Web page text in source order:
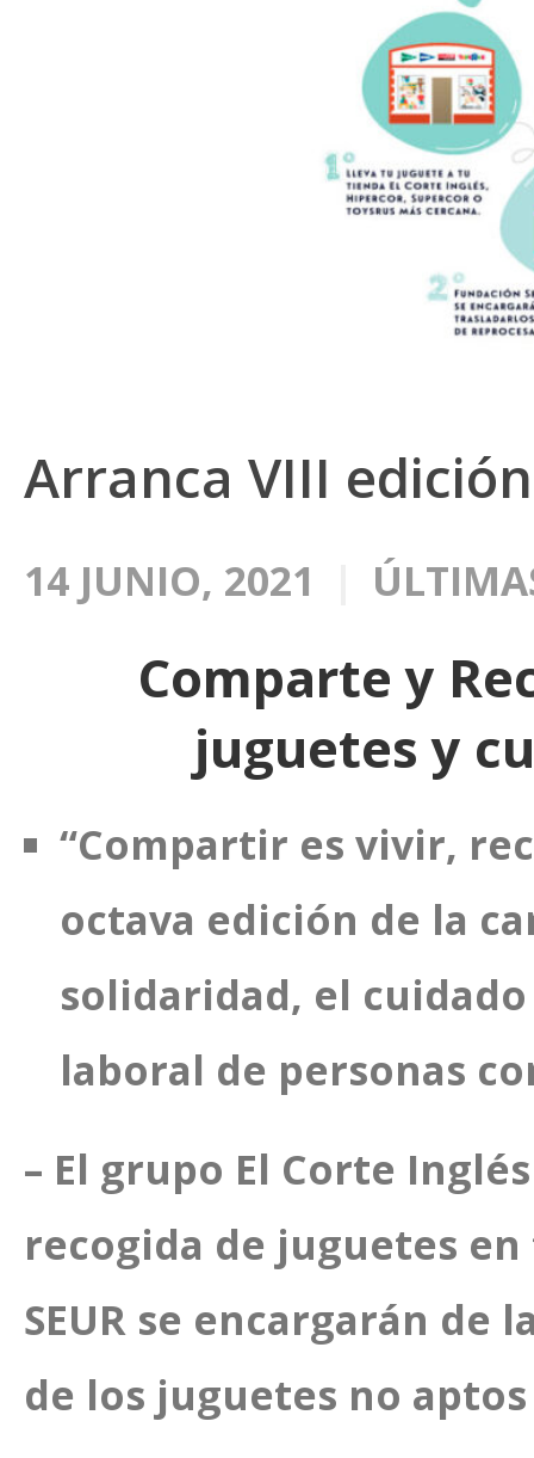
Arranca VIII
14 JUNIO, 2021
Comparte y
juguetes y
“Compartir es vivir,
octava edición de la
solidaridad, el
laboral de personas
– El grupo El Corte
recogida de juguetes
SEUR se encargarán
de los juguetes no